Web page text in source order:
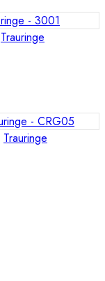
Trauringe
Trauringe